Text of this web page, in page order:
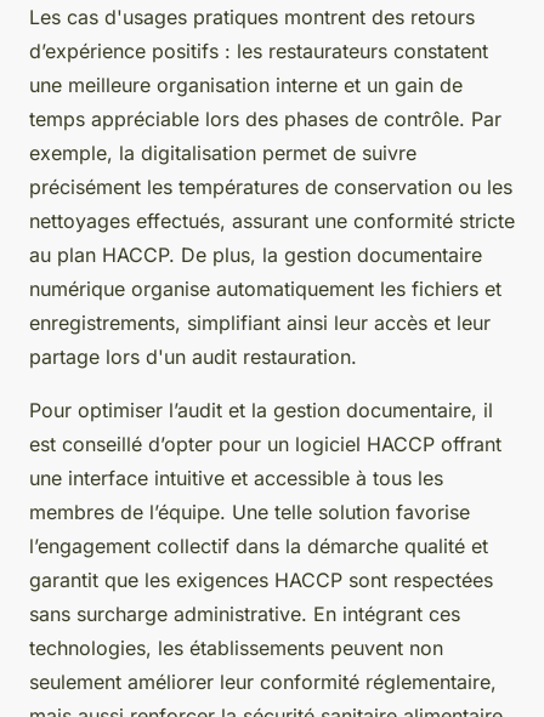
Les cas d'usages pratiques montrent des retours
d’expérience positifs : les restaurateurs constatent
une meilleure organisation interne et un gain de
temps appréciable lors des phases de contrôle. Par
exemple, la digitalisation permet de suivre
précisément les températures de conservation ou les
nettoyages effectués, assurant une conformité stricte
au plan HACCP. De plus, la gestion documentaire
numérique organise automatiquement les fichiers et
enregistrements, simplifiant ainsi leur accès et leur
partage lors d'un audit restauration.
Pour optimiser l’audit et la gestion documentaire, il
est conseillé d’opter pour un logiciel HACCP offrant
une interface intuitive et accessible à tous les
membres de l’équipe. Une telle solution favorise
l’engagement collectif dans la démarche qualité et
garantit que les exigences HACCP sont respectées
sans surcharge administrative. En intégrant ces
technologies, les établissements peuvent non
seulement améliorer leur conformité réglementaire,